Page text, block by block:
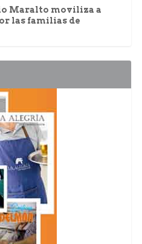
Maralto moviliza a
las familias de